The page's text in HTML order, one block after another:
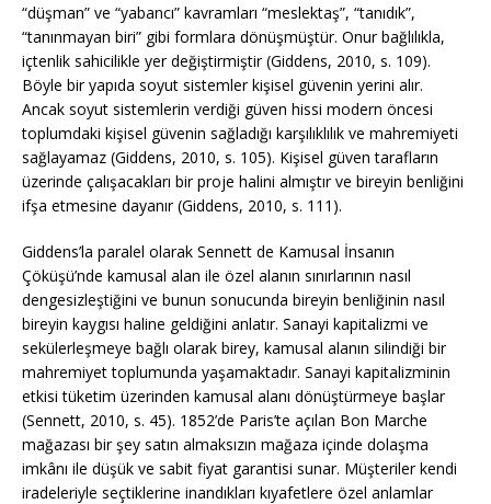
“düşman” ve “yabancı” kavramları “meslektaş”, “tanıdık”,
“tanınmayan biri” gibi formlara dönüşmüştür. Onur bağlılıkla,
içtenlik sahicilikle yer değiştirmiştir (Giddens, 2010, s. 109).
Böyle bir yapıda soyut sistemler kişisel güvenin yerini alır.
Ancak soyut sistemlerin verdiği güven hissi modern öncesi
toplumdaki kişisel güvenin sağladığı karşılıklılık ve mahremiyeti
sağlayamaz (Giddens, 2010, s. 105). Kişisel güven tarafların
üzerinde çalışacakları bir proje halini almıştır ve bireyin benliğini
ifşa etmesine dayanır (Giddens, 2010, s. 111).
Giddens’la paralel olarak Sennett de Kamusal İnsanın
Çöküşü’nde kamusal alan ile özel alanın sınırlarının nasıl
dengesizleştiğini ve bunun sonucunda bireyin benliğinin nasıl
bireyin kaygısı haline geldiğini anlatır. Sanayi kapitalizmi ve
sekülerleşmeye bağlı olarak birey, kamusal alanın silindiği bir
mahremiyet toplumunda yaşamaktadır. Sanayi kapitalizminin
etkisi tüketim üzerinden kamusal alanı dönüştürmeye başlar
(Sennett, 2010, s. 45). 1852’de Paris’te açılan Bon Marche
mağazası bir şey satın almaksızın mağaza içinde dolaşma
imkânı ile düşük ve sabit fiyat garantisi sunar. Müşteriler kendi
iradeleriyle seçtiklerine inandıkları kıyafetlere özel anlamlar